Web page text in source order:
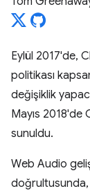
Eylül 2017'de,
politikası
değişiklik
Mayıs 2018'de
sunuldu.
Web Audio
doğrultusunda,